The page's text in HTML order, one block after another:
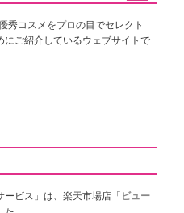
秀コスメをプロの目でセレクト
にご紹介しているウェブサイトで
ビス」は、楽天市場店「ビュー